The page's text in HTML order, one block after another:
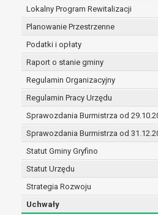
Lokalny Program Rewitalizacji
Planowanie Przestrzenne
Podatki i opłaty
Raport o stanie gminy
Regulamin Organizacyjny
Regulamin Pracy Urzędu
Sprawozdania Burmistrza od
Sprawozdania Burmistrza od
Statut Gminy Gryfino
Statut Urzędu
Strategia Rozwoju
Uchwały
(merytorycznych), a
zadań zleconych
nadrzędne wobec
zawarcia i realizacji
ochrony żywotnych
wykonania zadania
interesie publicznym
sprawowania władzy
powierzonej
w pozostałych
przetwarzane są
wcześniej udzielonej
określonym w treści
W związku z
wskazanym w pkt. 3, dane